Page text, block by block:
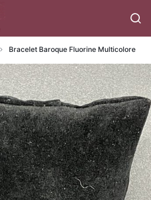
Bracelet Baroque Fluorine Multicolore